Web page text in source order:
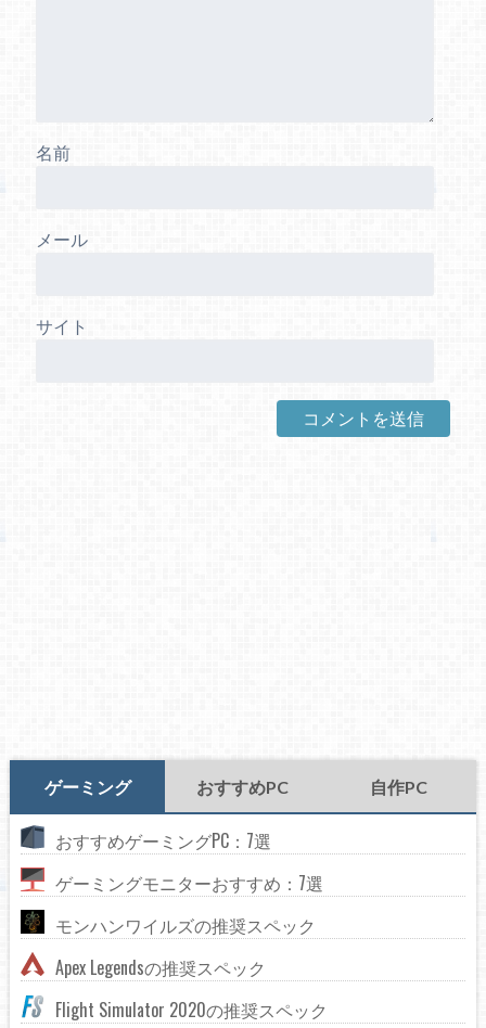
名前
メール
サイト
ゲーミング おすすめPC 自作PC
おすすめゲーミングPC：7選
ゲーミングモニターおすすめ：7選
モンハンワイルズの推奨スペック
Apex Legendsの推奨スペック
Flight Simulator 2020の推奨スペック